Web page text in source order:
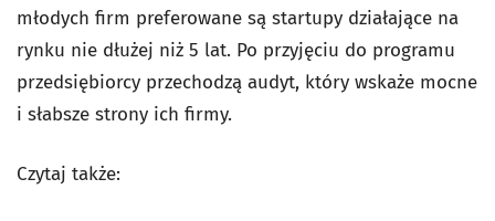
młodych firm preferowane są startupy działające na
rynku nie dłużej niż 5 lat. Po przyjęciu do programu
przedsiębiorcy przechodzą audyt, który wskaże mocne
i słabsze strony ich firmy.
Czytaj także: